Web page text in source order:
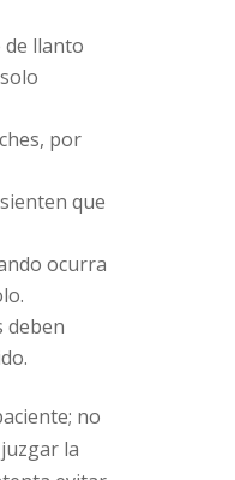
de llanto
por
que
ocurra
deben
no
la